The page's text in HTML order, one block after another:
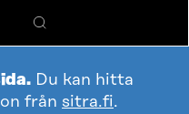
Sök
Du kan hitta
från sitra.fi.